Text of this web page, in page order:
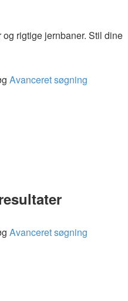
rigtige jernbaner. Stil dine
Avanceret søgning
Avanceret søgning